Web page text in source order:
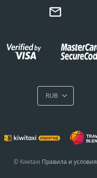
RUB
© Kiwitaxi Правила и условия